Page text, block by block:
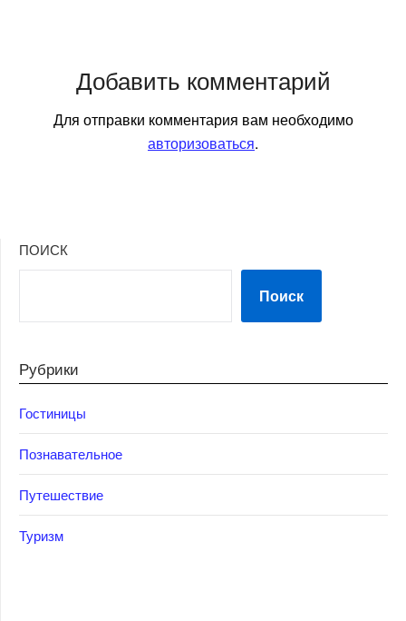
Добавить комментарий
Для отправки комментария вам необходимо
авторизоваться.
ПОИСК
Поиск
Рубрики
Гостиницы
Познавательное
Путешествие
Туризм